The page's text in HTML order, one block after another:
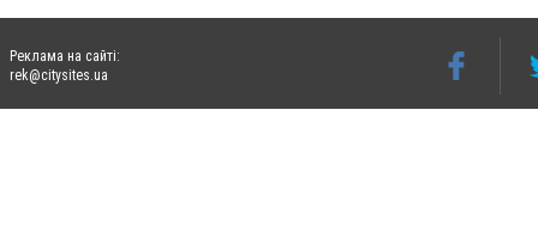
Реклама на сайті:
rek@citysites.ua